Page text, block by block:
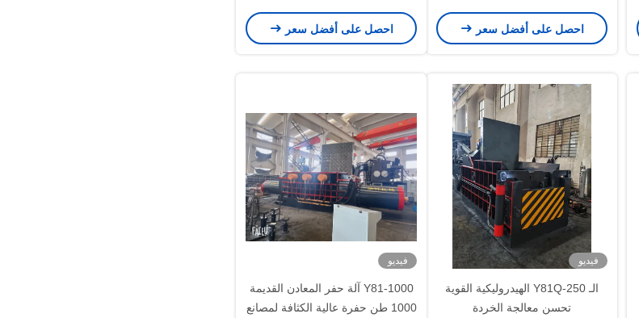
الصناعية بالر
احصل على أفضل سعر
للخردة
احصل على أفضل سعر
فيديو
الـ Y81Q-250 الهيدروليكية القوية
تحسن معالجة الخردة
فيديو
Y81-1000 آلة حفر المعادن القديمة
1000 طن حفرة عالية الكثافة لمصانع